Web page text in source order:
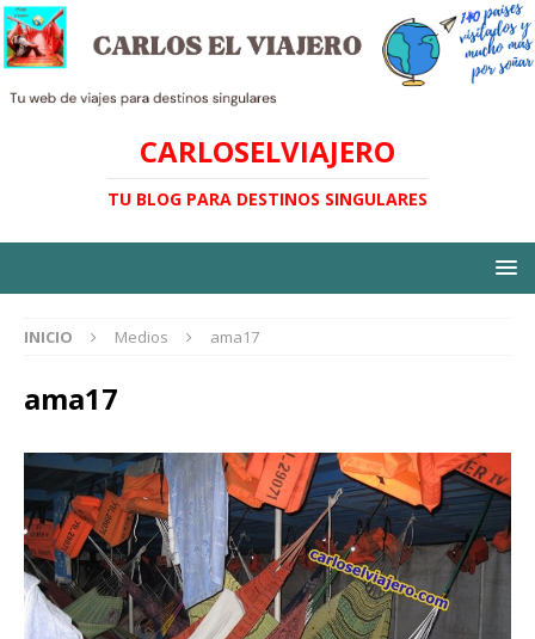
CARLOSELVIAJERO
TU BLOG PARA DESTINOS SINGULARES
INICIO Medios ama17
ama17